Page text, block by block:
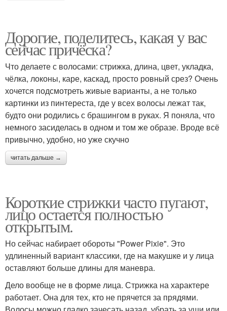
Дорогие, поделитесь, какая у вас
сейчас причёска?
Что делаете с волосами: стрижка, длина, цвет, укладка,
чёлка, локоны, каре, каскад, просто ровный срез? Очень
хочется подсмотреть живые варианты, а не только
картинки из пинтереста, где у всех волосы лежат так,
будто они родились с брашингом в руках. Я поняла, что
немного засиделась в одном и том же образе. Вроде всё
привычно, удобно, но уже скучно
читать дальше →
Короткие стрижки часто пугают,
лицо остается полностью
открытым.
Но сейчас набирает обороты "Power Pixie". Это
удлиненный вариант классики, где на макушке и у лица
оставляют больше длины для маневра.
Дело вообще не в форме лица. Стрижка на характере
работает. Она для тех, кто не прячется за прядями.